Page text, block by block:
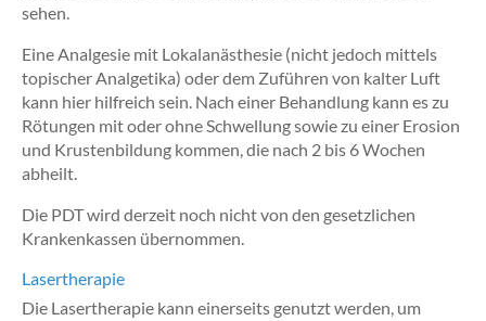
sehen.
Eine Analgesie mit Lokalanästhesie (nicht jedoch mittels
topischer Analgetika) oder dem Zuführen von kalter Luft
kann hier hilfreich sein. Nach einer Behandlung kann es zu
Rötungen mit oder ohne Schwellung sowie zu einer Erosion
und Krustenbildung kommen, die nach 2 bis 6 Wochen
abheilt.
Die PDT wird derzeit noch nicht von den gesetzlichen
Krankenkassen übernommen.
Lasertherapie
Die Lasertherapie kann einerseits genutzt werden, um